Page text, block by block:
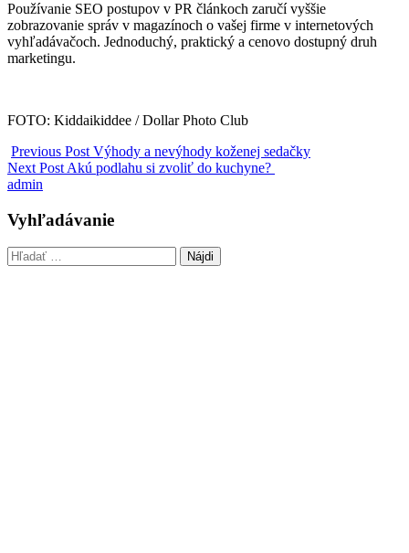
Používanie SEO postupov v PR článkoch zaručí vyššie
zobrazovanie správ v magazínoch o vašej firme v internetových
vyhľadávačoch. Jednoduchý, praktický a cenovo dostupný druh
marketingu.
FOTO: Kiddaikiddee / Dollar Photo Club
Previous Post Výhody a nevýhody koženej sedačky
Next Post Akú podlahu si zvoliť do kuchyne?
admin
Vyhľadávanie
Hľadať: